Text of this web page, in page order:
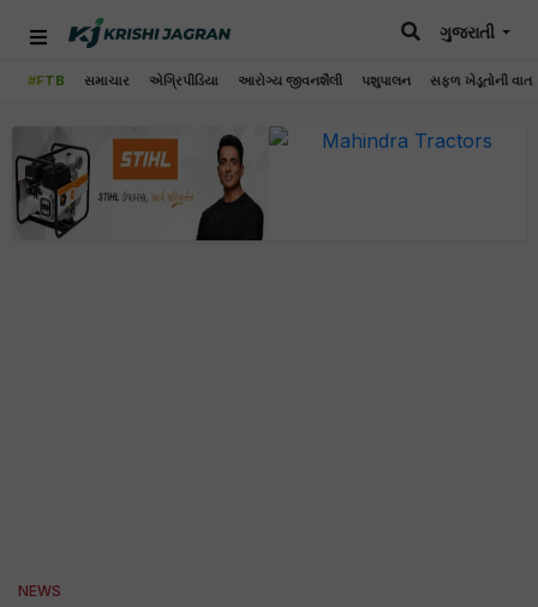
#FTB સમાચાર એગ્રિપીડિયા આરોગ્ય જીવનશૈલી પશુપાલન સફળ ખેડૂતોની વાત
ગુજરાતી
NEWS